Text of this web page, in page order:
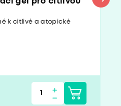
k citlivé a atopické